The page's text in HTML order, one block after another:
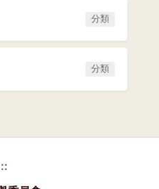
分類
分類